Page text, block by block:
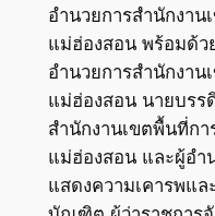
อำนวยการสำนักงา
แม่ฮ่องสอน พร้อมด้ว
อำนวยการสำนักงา
แม่ฮ่องสอน นายบรร
สำนักงานเขตพื้นที่ก
แม่ฮ่องสอน และผู้อำ
แสดงความเคารพแ